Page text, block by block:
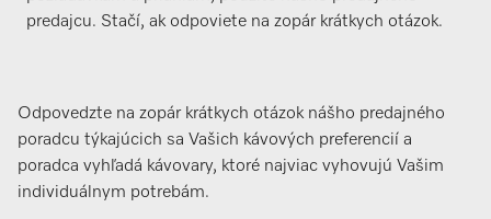
predajcu. Stačí, ak odpoviete na zopár krátkych otázok.
Odpovedzte na zopár krátkych otázok nášho predajného
poradcu týkajúcich sa Vašich kávových preferencií a
poradca vyhľadá kávovary, ktoré najviac vyhovujú Vašim
individuálnym potrebám.